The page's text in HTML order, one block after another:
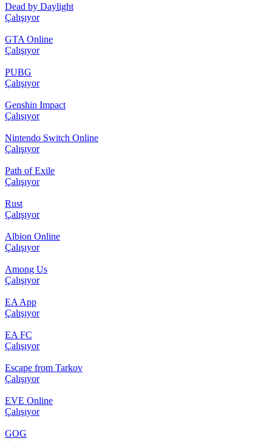
Dead by Daylight
Çalışıyor
GTA Online
Çalışıyor
PUBG
Çalışıyor
Genshin Impact
Çalışıyor
Nintendo Switch Online
Çalışıyor
Path of Exile
Çalışıyor
Rust
Çalışıyor
Albion Online
Çalışıyor
Among Us
Çalışıyor
EA App
Çalışıyor
EA FC
Çalışıyor
Escape from Tarkov
Çalışıyor
EVE Online
Çalışıyor
GOG